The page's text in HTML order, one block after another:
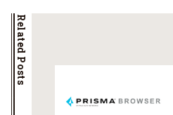
Related Posts